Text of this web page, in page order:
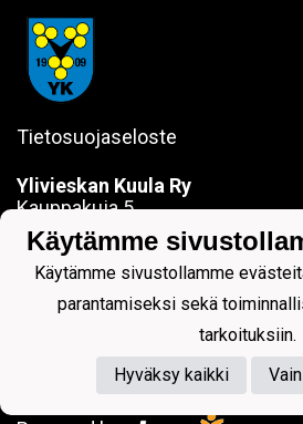
Tietosuojaseloste
Ylivieskan Kuula Ry
Kauppakuja 5
84100 YLIVIESKA
sanna.jokela@ylivieskankuula.fi
0442354684
Y-tunnus: 0190563-7
Käytämme
Käytämme sivustollamme
parantamiseksi sekä
tarkoituksiin.
Hyväksy kaikki